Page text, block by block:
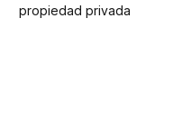
propiedad privada